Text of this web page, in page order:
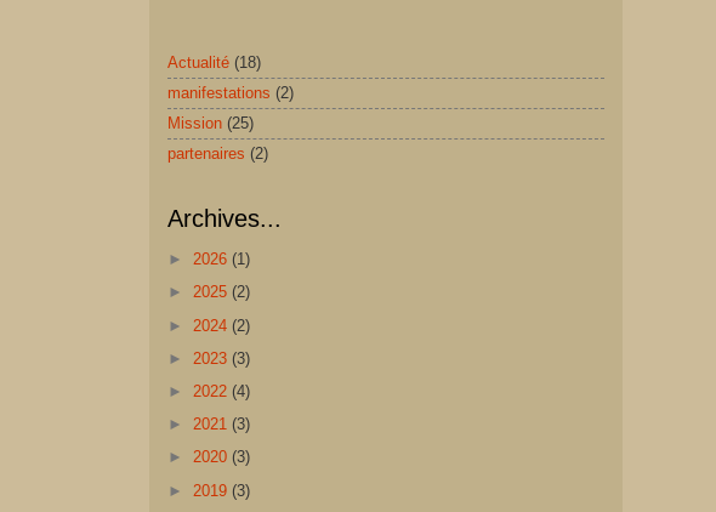
Actualité (18)
manifestations (2)
Mission (25)
partenaires (2)
Archives...
► 2026 (1)
► 2025 (2)
► 2024 (2)
► 2023 (3)
► 2022 (4)
► 2021 (3)
► 2020 (3)
► 2019 (3)